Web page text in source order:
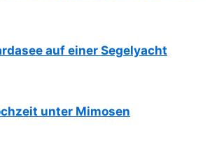
auf einer Segelyacht
unter Mimosen